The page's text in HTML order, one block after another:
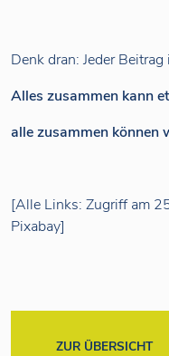
Denk dran: Jeder
Alles zusammen kann
alle zusammen können
[Alle Links: Zugriff am
Pixabay]
ZUR ÜBERSICHT